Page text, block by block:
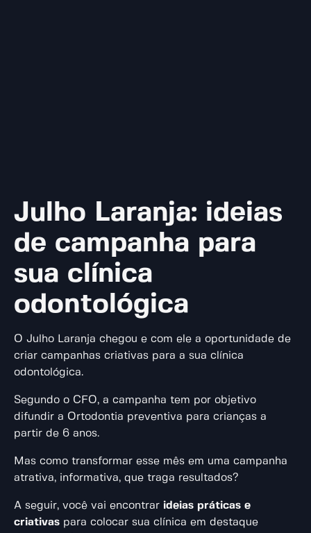
Julho Laranja: ideias
de campanha para
sua clínica
odontológica
O Julho Laranja chegou e com ele a oportunidade de
criar campanhas criativas para a sua clínica
odontológica.
Segundo o CFO, a campanha tem por objetivo
difundir a Ortodontia preventiva para crianças a
partir de 6 anos.
Mas como transformar esse mês em uma campanha
atrativa, informativa, que traga resultados?
A seguir, você vai encontrar ideias práticas e
criativas para colocar sua clínica em destaque